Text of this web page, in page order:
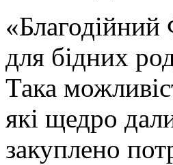
для бідних
Така
які щедро
закуплено